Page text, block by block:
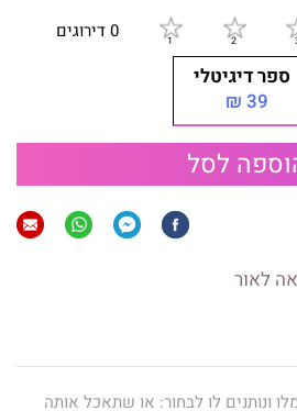
0 דירוגים
ספר דיגיטלי
39 ₪
לסל
לאור
ונותנים לו לבחור: או שתאכל אותה